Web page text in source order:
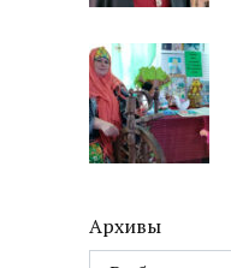
Архивы